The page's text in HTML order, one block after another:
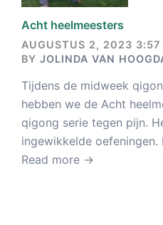
Acht heelmeesters
AUGUSTUS 2, 2023 3:57
BY JOLINDA VAN
Tijdens de midweek
hebben we de Acht
qigong serie tegen pijn.
ingewikkelde
Read more →